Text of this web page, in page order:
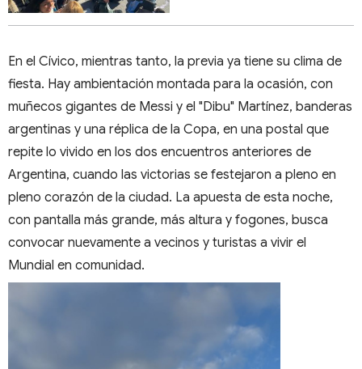
En el Cívico, mientras tanto, la previa ya tiene su clima de
fiesta. Hay ambientación montada para la ocasión, con
muñecos gigantes de Messi y el "Dibu" Martínez, banderas
argentinas y una réplica de la Copa, en una postal que
repite lo vivido en los dos encuentros anteriores de
Argentina, cuando las victorias se festejaron a pleno en
pleno corazón de la ciudad. La apuesta de esta noche,
con pantalla más grande, más altura y fogones, busca
convocar nuevamente a vecinos y turistas a vivir el
Mundial en comunidad.